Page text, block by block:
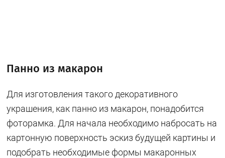
Панно из макарон
Для изготовления такого декоративного
украшения, как панно из макарон, понадобится
фоторамка. Для начала необходимо набросать на
картонную поверхность эскиз будущей картины и
подобрать необходимые формы макаронных